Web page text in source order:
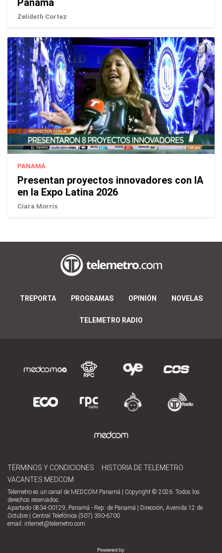
Panamá
Zelideth Cortez
PANAMÁ
Presentan proyectos innovadores con IA
en la Expo Latina 2026
Ciara Morris
TREPORTA PROGRAMAS OPINIÓN NOVELAS
TELEMETRO RADIO
TÉRMINOS Y CONDICIONES
HISTORIA DE TELEMETRO
VACANTES MEDCOM
Telemetro es un canal de MEDCOM Panamá | Copyright © 2026. Todos los
derechos reservados.
Apartado 0834-00129, Panamá - Rep. de Panamá | Dirección, Avenida 12 de
Octubre | Central Telefónica (507) 390-6700
email: internet@telemetro.com